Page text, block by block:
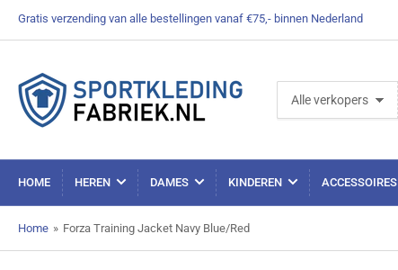
Gratis verzending van alle bestellingen vanaf €75,- binnen Nederland
Alle verkopers
producten
HOME HEREN DAMES KINDEREN ACCESSOIRES
Home » Forza Training Jacket Navy Blue/Red